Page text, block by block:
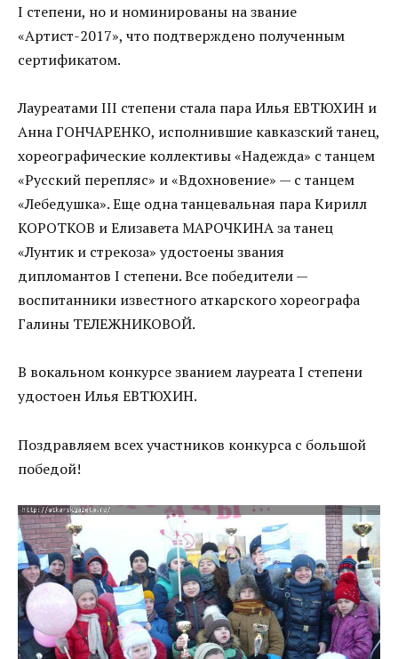
I степени, но и номинированы на звание
«Артист-2017», что подтверждено полученным
сертификатом.
Лауреатами III степени стала пара Илья ЕВТЮХИН и
Анна ГОНЧАРЕНКО, исполнившие кавказский танец,
хореографические коллективы «Надежда» с танцем
«Русский перепляс» и «Вдохновение» — с танцем
«Лебедушка». Еще одна танцевальная пара Кирилл
КОРОТКОВ и Елизавета МАРОЧКИНА за танец
«Лунтик и стрекоза» удостоены звания
дипломантов I степени. Все победители —
воспитанники известного аткарского хореографа
Галины ТЕЛЕЖНИКОВОЙ.
В вокальном конкурсе званием лауреата I степени
удостоен Илья ЕВТЮХИН.
Поздравляем всех участников конкурса с большой
победой!